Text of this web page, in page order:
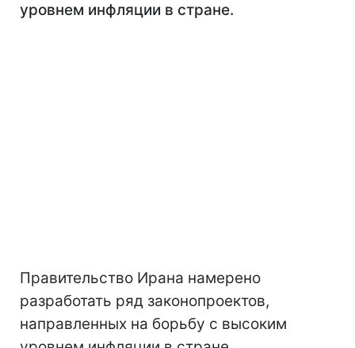
уровнем инфляции в стране.
Правительство Ирана намерено
разработать ряд законопроектов,
направленных на борьбу с высоким